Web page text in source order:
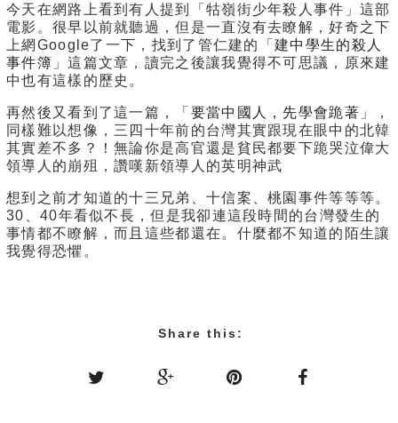
今天在網路上看到有人提到「牯嶺街少年殺人事件」這部
電影。很早以前就聽過，但是一直沒有去瞭解，好奇之下
上網Google了一下，找到了管仁建的「 建中學生的殺人
事件簿 」這篇文章，讀完之後讓我覺得不可思議，原來建
中也有這樣的歷史。
再然後又看到了這一篇，「 要當中國人，先學會跪著 」，
同樣難以想像，三四十年前的台灣其實跟現在眼中的北韓
其實差不多？！無論你是高官還是貧民都要下跪哭泣偉大
領導人的崩殂，讚嘆新領導人的英明神武
想到之前才知道的十三兄弟、十信案、桃園事件等等等。
30、40年看似不長，但是我卻連這段時間的台灣發生的
事情都不瞭解，而且這些都還在。什麼都不知道的陌生讓
我覺得恐懼。
Share this: